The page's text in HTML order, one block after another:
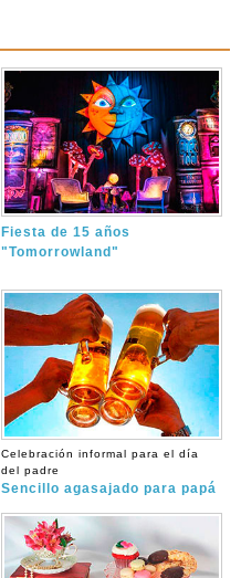
Fiesta de 15 años
"Tomorrowland"
Celebración informal para el día
del padre
Sencillo agasajado para papá